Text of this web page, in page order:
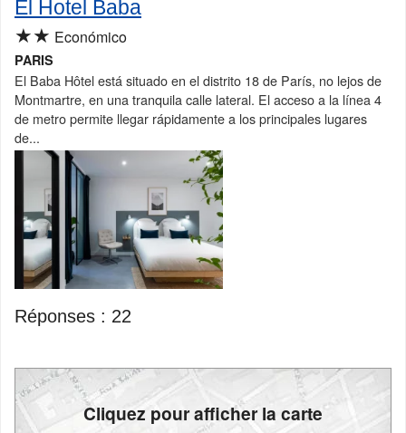
El Hotel Baba
★★ Económico
PARIS
El Baba Hôtel está situado en el distrito 18 de París, no lejos de
Montmartre, en una tranquila calle lateral. El acceso a la línea 4
de metro permite llegar rápidamente a los principales lugares
de...
Réponses : 22
Cliquez pour afficher la carte